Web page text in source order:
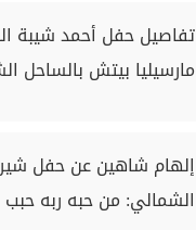
تفاصيل حفل أحمد شيبة
مارسيليا بيتش بالساحل
إلهام شاهين عن حفل
الشمالي: من حبه ربه